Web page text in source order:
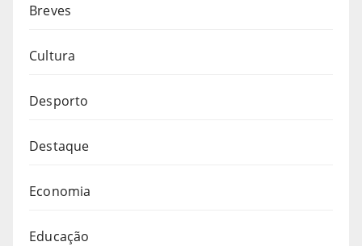
Breves
Cultura
Desporto
Destaque
Economia
Educação